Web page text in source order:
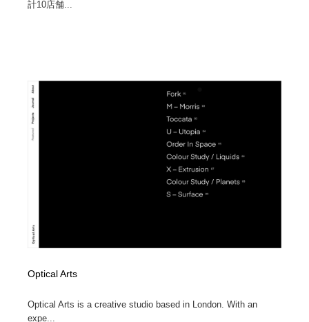
計10店舗...
Optical Arts
Optical Arts is a creative studio based in London. With an
expe...